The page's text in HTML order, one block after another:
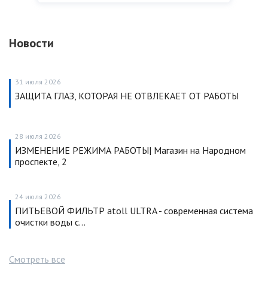
Новости
31 июля 2026
ЗАЩИТА ГЛАЗ, КОТОРАЯ НЕ ОТВЛЕКАЕТ ОТ РАБОТЫ
28 июля 2026
ИЗМЕНЕНИЕ РЕЖИМА РАБОТЫ| Магазин на Народном
проспекте, 2
24 июля 2026
ПИТЬЕВОЙ ФИЛЬТР atoll ULTRA - современная система
очистки воды с…
Смотреть все